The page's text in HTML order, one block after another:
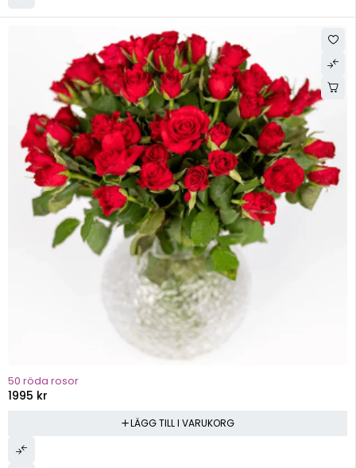
50 röda rosor
1995 kr
LÄGG TILL I VARUKORG